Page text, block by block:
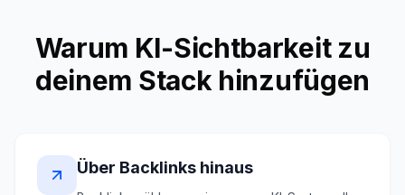
Warum KI-Sichtbarkeit zu
deinem Stack hinzufügen
Über Backlinks hinaus